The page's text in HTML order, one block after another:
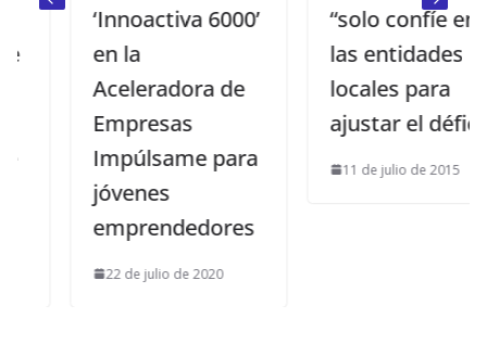
‘Innoactiva 6000’
en la
Aceleradora de
Empresas
Impúlsame para
jóvenes
emprendedores
22 de julio de 2020
“solo confíe en
las entidades
locales para
ajustar el déficit”
11 de julio de 2015